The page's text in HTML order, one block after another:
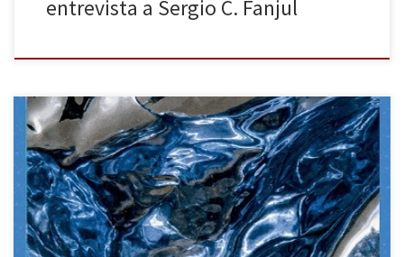
entrevista a Sergio C. Fanjul
Sergio C. Fanjul (Oviedo, 1980), poeta y periodista cultural de El
País, lleva a este poemario editado por Letraversal su particular
mezcla de observación sociopolítica, ironía y lirismo. Formado en
astrofísica y autor de varios poemarios y ensayos (entre los que
destacan La ciudad infinita, La España invisible o El […]